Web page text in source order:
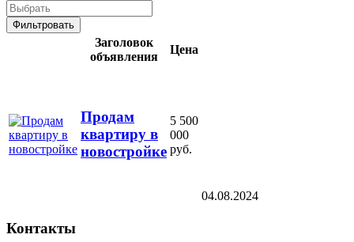
Фильтровать
Заголовок
объявления
Цена
Продам
квартиру в
новостройке
5 500
000
руб.
04.08.2024
Контакты